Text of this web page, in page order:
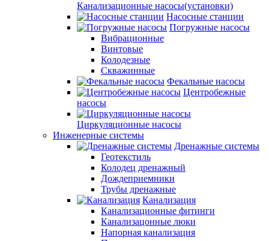
Канализационные насосы(установки)
Насосные станции
Погружные насосы
Вибрационные
Винтовые
Колодезные
Скважинные
Фекальные насосы
Центробежные
насосы
Циркуляционные насосы
Инженерные системы
Дренажные системы
Геотекстиль
Колодец дренажный
Дождеприемники
Трубы дренажные
Канализация
Канализационные фитинги
Канализацонные люки
Напорная канализация